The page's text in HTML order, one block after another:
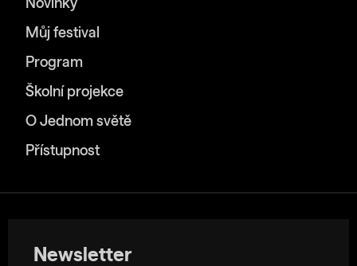
Novinky
Můj festival
Program
Školní projekce
O Jednom světě
Přístupnost
Newsletter